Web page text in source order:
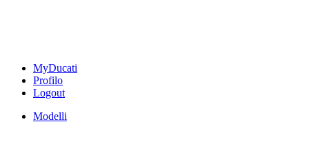
MyDucati
Profilo
Logout
Modelli